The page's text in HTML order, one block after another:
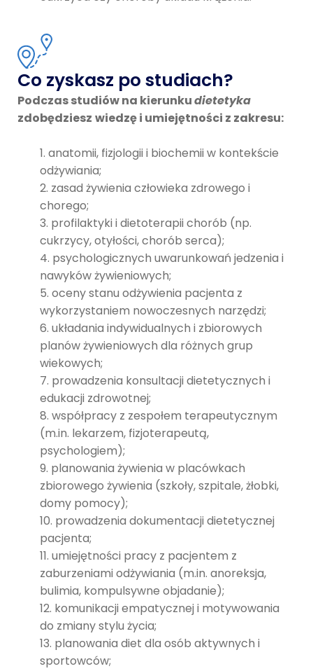
Co zyskasz po studiach?
Podczas studiów na kierunkudietetyka
zdobędziesz wiedzę i umiejętności z zakresu:
anatomii, fizjologii i biochemii w kontekście
odżywiania;
zasad żywienia człowieka zdrowego i
chorego;
profilaktyki i dietoterapii chorób (np.
cukrzycy, otyłości, chorób serca);
psychologicznych uwarunkowań jedzenia i
nawyków żywieniowych;
oceny stanu odżywienia pacjenta z
wykorzystaniem nowoczesnych narzędzi;
układania indywidualnych i zbiorowych
planów żywieniowych dla różnych grup
wiekowych;
prowadzenia konsultacji dietetycznych i
edukacji zdrowotnej;
współpracy z zespołem terapeutycznym
(m.in. lekarzem, fizjoterapeutą,
psychologiem);
planowania żywienia w placówkach
zbiorowego żywienia (szkoły, szpitale, żłobki,
domy pomocy);
prowadzenia dokumentacji dietetycznej
pacjenta;
umiejętności pracy z pacjentem z
zaburzeniami odżywiania (m.in. anoreksja,
bulimia, kompulsywne objadanie);
komunikacji empatycznej i motywowania
do zmiany stylu życia;
planowania diet dla osób aktywnych i
sportowców;